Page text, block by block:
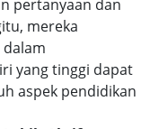
pertanyaan dan
mereka
yang tinggi dapat
aspek pendidikan